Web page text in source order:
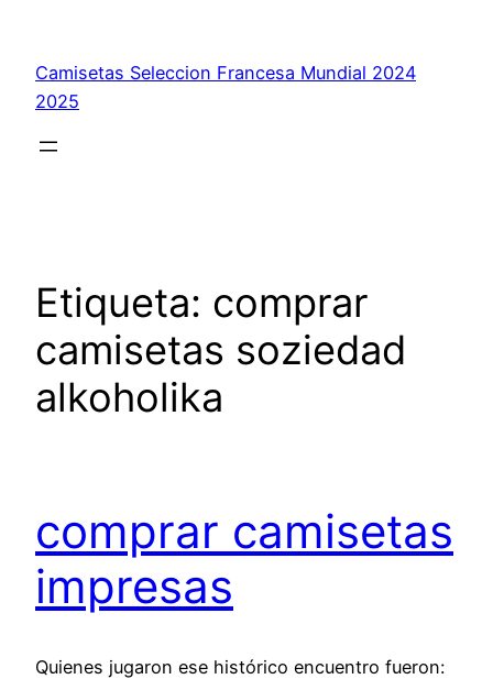
contenido
Camisetas Seleccion Francesa Mundial 2024
2025
Etiqueta: comprar
camisetas soziedad
alkoholika
comprar camisetas
impresas
Quienes jugaron ese histórico encuentro fueron: